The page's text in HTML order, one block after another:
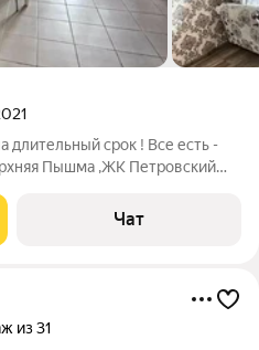
длительный срок ! Все есть -
Пышма ,ЖК Петровский
Чат
из 31